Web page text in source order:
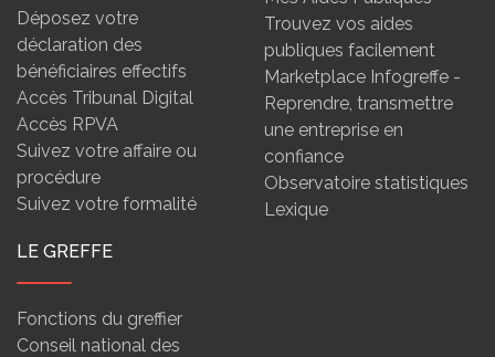
Déposez votre
déclaration des
bénéficiaires effectifs
Accès Tribunal Digital
Accès RPVA
Suivez votre affaire ou
procédure
Suivez votre formalité
Trouvez vos aides
publiques facilement
Marketplace Infogreffe -
Reprendre, transmettre
une entreprise en
confiance
Observatoire statistiques
Lexique
LE GREFFE
Fonctions du greffier
Conseil national des